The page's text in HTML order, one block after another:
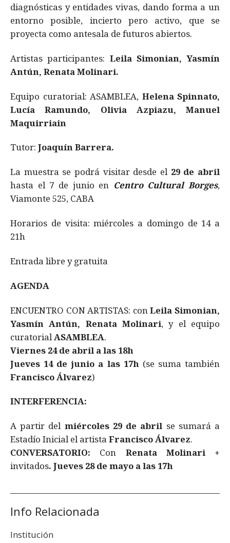
diagnósticas y entidades vivas, dando forma a un
entorno posible, incierto pero activo, que se
proyecta como antesala de futuros abiertos.
Artistas participantes: Leila Simonian, Yasmín
Antún, Renata Molinari.
Equipo curatorial: ASAMBLEA, Helena Spinnato,
Lucía Ramundo, Olivia Azpiazu, Manuel
Maquirriain
Tutor: Joaquín Barrera.
La muestra se podrá visitar desde el 29 de abril
hasta el 7 de junio en Centro Cultural Borges,
Viamonte 525, CABA
Horarios de visita: miércoles a domingo de 14 a
21h
Entrada libre y gratuita
AGENDA
ENCUENTRO CON ARTISTAS: conLeila Simonian,
Yasmín Antún, Renata Molinari, y el equipo
curatorialASAMBLEA.
Viernes 24 de abril a las 18h
Jueves 14 de junio a las 17h(se suma también
Francisco Álvarez)
INTERFERENCIA:
A partir delmiércoles 29 de abril se sumará a
Estadío Inicial el artista Francisco Álvarez.
CONVERSATORIO: Con Renata Molinari+
invitados. Jueves 28 de mayo a las 17h
Info Relacionada
Institución